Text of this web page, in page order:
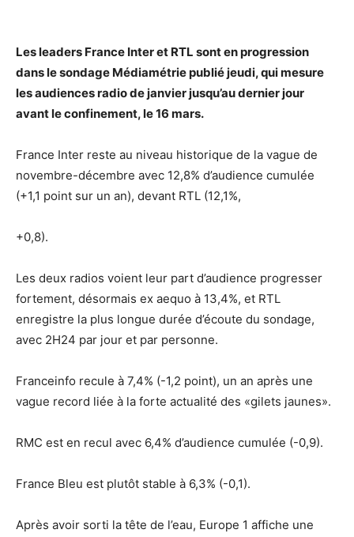
Les leaders France Inter et RTL sont en progression
dans le sondage Médiamétrie publié jeudi, qui mesure
les audiences radio de janvier jusqu’au dernier jour
avant le confinement, le 16 mars.
France Inter reste au niveau historique de la vague de
novembre-décembre avec 12,8% d’audience cumulée
(+1,1 point sur un an), devant RTL (12,1%,
+0,8).
Les deux radios voient leur part d’audience progresser
fortement, désormais ex aequo à 13,4%, et RTL
enregistre la plus longue durée d’écoute du sondage,
avec 2H24 par jour et par personne.
Franceinfo recule à 7,4% (-1,2 point), un an après une
vague record liée à la forte actualité des «gilets jaunes».
RMC est en recul avec 6,4% d’audience cumulée (-0,9).
France Bleu est plutôt stable à 6,3% (-0,1).
Après avoir sorti la tête de l’eau, Europe 1 affiche une